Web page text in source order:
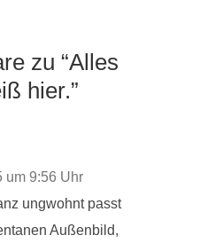
zu “Alles
hier.”
um 9:56 Uhr
ungwohnt passt
Außenbild,